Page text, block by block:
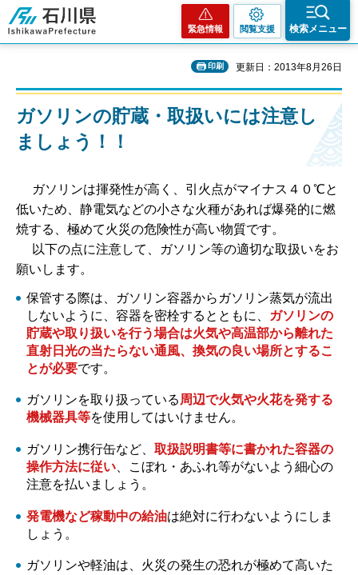
石川県
緊急情報 閲覧支援 検索メニュー
印刷 更新日：2013年8月26日
ガソリンの貯蔵・取扱いには注意し
ましょう！！
ガソリンは揮発性が高く、引火点がマイナス４０℃と
低いため、静電気などの小さな火種があれば爆発的に燃
焼する、極めて火災の危険性が高い物質です。
以下の点に注意して、ガソリン等の適切な取扱いをお
願いします。
保管する際は、ガソリン容器からガソリン蒸気が流出
しないように、容器を密栓するとともに、
ガソリンの
貯蔵や取り扱いを行う場合は火気や高温部から離れた
直射日光の当たらない通風、換気の良い場所とするこ
とが必要です。
ガソリンを取り扱っている周辺で火気や火花を発する
機械器具等を使用してはいけません。
ガソリン携行缶など、 取扱説明書等に書かれた容器の
操作方法に従い、こぼれ・あふれ等がないよう細心の
注意を払いましょう。
発電機など稼動中の給油は絶対に行わないようにしま
しょう。
ガソリンや軽油は、火災の発生の恐れが極めて高いた